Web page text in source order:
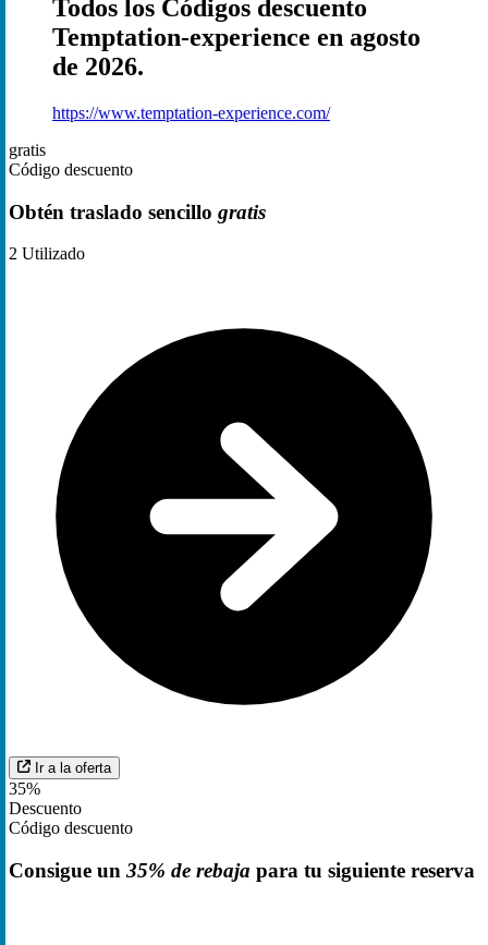
Todos los Códigos descuento
Temptation-experience en agosto
de 2026.
https://www.temptation-experience.com/
gratis
Código descuento
Obtén traslado sencillo gratis
2 Utilizado
Ir a la oferta
35%
Descuento
Código descuento
Consigue un 35% de rebaja para tu siguiente reserva